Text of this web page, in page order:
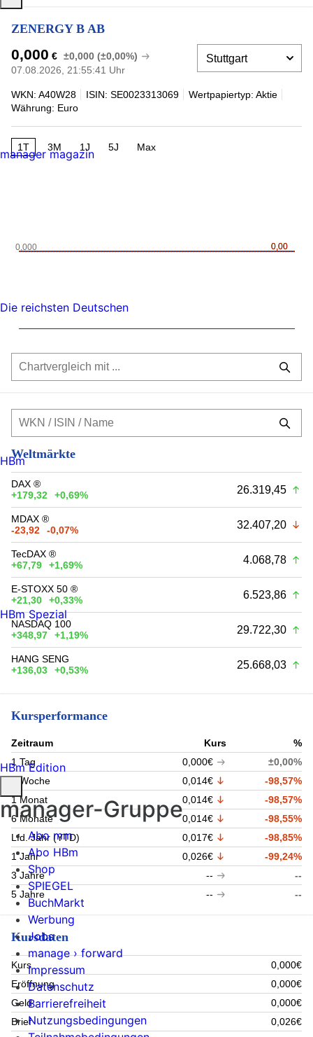
ZENERGY B AB
0,000 € ±0,000 (±0,00%)
07.08.2026, 21:55:41 Uhr
WKN: A40W28 ISIN: SE0023313069
Wertpapiertyp: Aktie
Währung: Euro
1T 3M 1J 5J Max
0,00
0,00
0,000
Weltmärkte
DAX ®
+179,32
+0,69% 26.319,45
MDAX ®
-23,92
-0,07% 32.407,20
TecDAX ®
+67,79
+1,69% 4.068,78
E-STOXX 50 ®
+21,30
+0,33% 6.523,86
NASDAQ 100
+348,97
+1,19% 29.722,30
HANG SENG
+136,03
+0,53% 25.668,03
Kursperformance
Zeitraum Kurs
%
1 Tag
0,000€
±0,00%
1 Woche
0,014€
-98,57%
1 Monat
0,014€
-98,57%
6 Monate
0,014€
-98,55%
Lfd. Jahr (YTD)
0,017€
-98,85%
1 Jahr
0,026€
-99,24%
3 Jahre
--
--
5 Jahre
-- --
Kursdaten
Kurs
0,000€
Eröffnung
0,000€
Geld
0,000€
Brief
0,026€
manager magazin
Die reichsten Deutschen
HBm
HBm Spezial
HBm Edition
manager-Gruppe
Abo mm
Abo HBm
Shop
SPIEGEL
BuchMarkt
Werbung
Jobs
manage › forward
Impressum
Datenschutz
Barrierefreiheit
Nutzungsbedingungen